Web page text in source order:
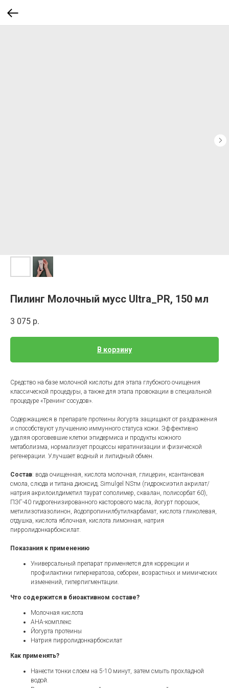
Пилинг Молочный мусс Ultra_PR, 150 мл
3 075 р.
В корзину
Средство на базе молочной кислоты для этапа глубокого очищения
классической процедуры, а также для этапа провокации в специальной
процедуре «Тренинг сосудов».
Содержащиеся в препарате протеины йогурта защищают от раздражения
и способствуют улучшению иммунного статуса кожи. Эффективно
удаляя ороговевшие клетки эпидермиса и продукты кожного
метаболизма, нормализует процессы кератинизации и физической
регенерации. Улучшает водный и липидный обмен.
Состав: вода очищенная, кислота молочная, глицерин, ксантановая
смола, слюда и титана диоксид, Simulgel NSтм (гидроксиэтил акрилат/
натрия акрилоилдиметил таурат сополимер, сквалан, полисорбат 60),
ПЭГ-40 гидрогенизированного касторового масла, йогурт порошок,
метилизотиазолинон, йодопропинилбутилкарбамат, кислота гликолевая,
отдушка, кислота яблочная, кислота лимонная, натрия
пирролидонкарбоксилат.
Показания к применению
Универсальный препарат применяется для коррекции и
профилактики гиперкератоза, себореи, возрастных и мимических
изменений, гиперпигментации.
Что содержится в биоактивном составе?
Молочная кислота
AHA-комплекс
Йогурта протеины
Натрия пирролидонкарбоксилат
Как применять?
Нанести тонки слоем на 5-10 минут, затем смыть прохладной
водой.